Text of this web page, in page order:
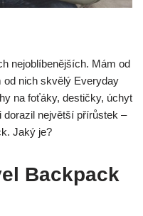
nejoblíbenějších. Mám od
od nich skvělý Everyday
na foťáky, destičky, úchyt
dorazil největší přírůstek –
Jaký je?
Backpack